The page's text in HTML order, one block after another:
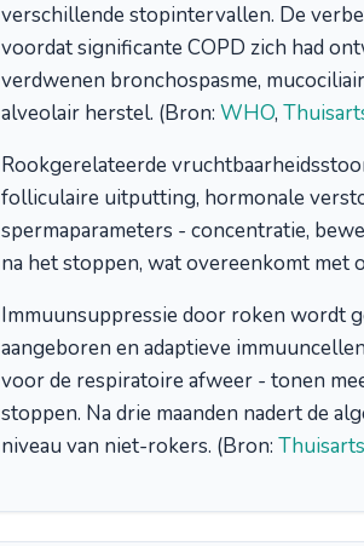
verschillende stopintervallen. De
voordat significante COPD zich had
verdwenen bronchospasme,
alveolair herstel. (Bron: WHO,
Rookgerelateerde
folliculaire uitputting, hormonale
spermaparameters - concentratie,
na het stoppen, wat overeenkomt met
Immuunsuppressie door roken wordt
aangeboren en adaptieve
voor de respiratoire afweer - tonen
stoppen. Na drie maanden nadert de
niveau van niet-rokers. (Bron: